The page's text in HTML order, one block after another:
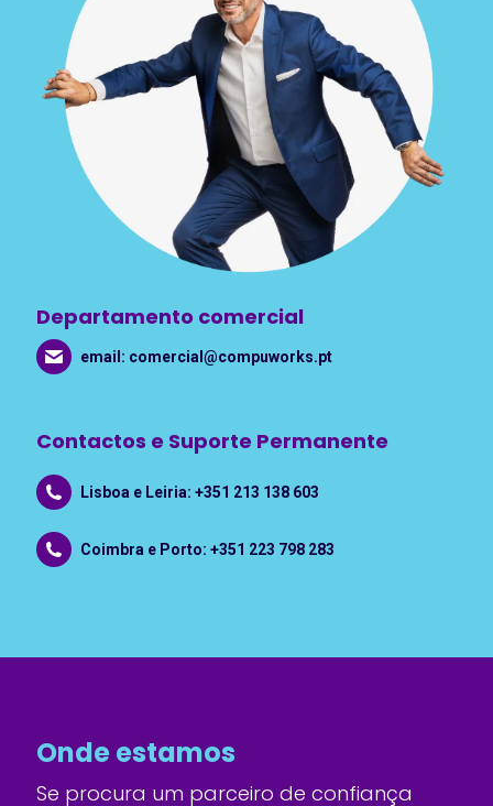
Departamento comercial
email: comercial@compuworks.pt
Contactos e Suporte Permanente
Lisboa e Leiria: +351 213 138 603
Coimbra e Porto: +351 223 798 283
Onde estamos
Se procura um parceiro de confiança